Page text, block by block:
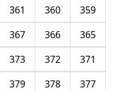
359
360
361
365
366
367
371
372
373
377
378
379